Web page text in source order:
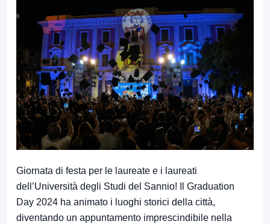
Giornata di festa per le laureate e i laureati
dell’Università degli Studi del Sannio! Il Graduation
Day 2024 ha animato i luoghi storici della città,
diventando un appuntamento imprescindibile nella